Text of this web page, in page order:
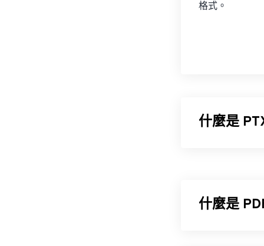
格式。
什麼是
好處
什麼是